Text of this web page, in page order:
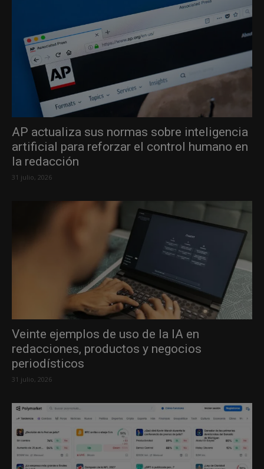
AP actualiza sus normas sobre inteligencia
artificial para reforzar el control humano en
la redacción
31 julio, 2026
Veinte ejemplos de uso de la IA en
redacciones, productos y negocios
periodísticos
31 julio, 2026